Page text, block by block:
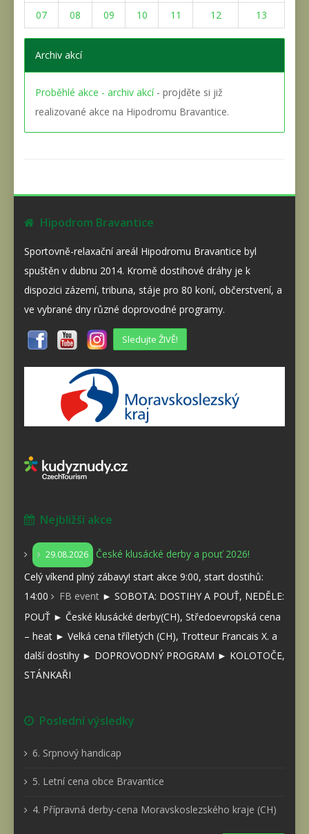
07 08 09 10 11 12 13
Archiv akcí
Proběhlé akce - archiv akcí- projděte si již
realizované akce na Hipodromu Bravantice.
Hipodrom Bravantice
Sportovně-relaxační areál Hipodromu Bravantice byl
spuštěn v dubnu 2014. Kromě dostihové dráhy je k
dispozici zázemí, tribuna, stáje pro 80 koní, občerstvení, a
ve vybrané dny různé doprovodné programy.
Sledujte ŽIVĚ!
Nejbližší akce
29.08.2026
České klusácké derby a pouť 2026!
Celý víkend plný zábavy! start akce 9:00, start dostihů:
14:00
FB event ► SOBOTA: DOSTIHY A POUŤ, NEDĚLE:
POUŤ ► České klusácké derby(CH), Středoevropská cena
– heat ► Velká cena tříletých (CH), Trotteur Francais X. a
další dostihy ► DOPROVODNÝ PROGRAM ► KOLOTOČE,
STÁNKAŘI
Poslední výsledky
6. Srpnový handicap
5. Letní cena obce Bravantice
4. Přípravná derby-cena Moravskoslezského kraje (CH)